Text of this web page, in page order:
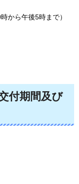
から午後5時まで）
付期間及び